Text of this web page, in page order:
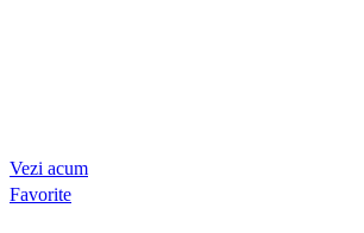
Vezi acum
Favorite